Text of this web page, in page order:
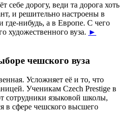
себе дорогу, веди та дорога хоть
и решительно настроены в
где-нибудь, а в Европе. С чего
художественного вуза. ►
чешского вуза
Усложняет её и то, что
Ученикам Czech Prestige в
сотрудники языковой школы,
в сфере чешского высшего